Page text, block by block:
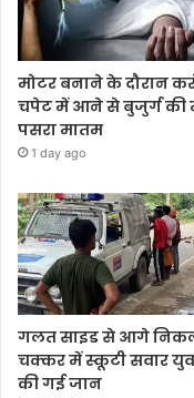
मोटर बनाने के दौरान
चपेट में आने से बुजुर्ग की
पसरा मातम
1 day ago
गलत साइड से आगे
चक्कर में स्कूटी सवार
की गई जान